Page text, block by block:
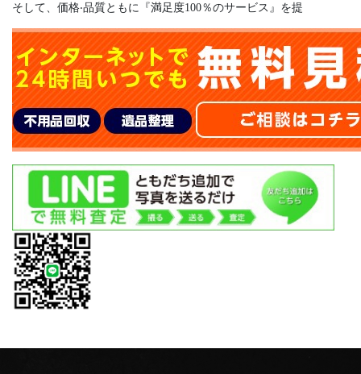
そして、価格‧品質ともに『満⾜度100％のサービス』を提